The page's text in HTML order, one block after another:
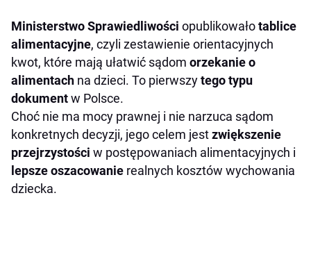
Ministerstwo Sprawiedliwości opublikowałotablice
alimentacyjne, czyli zestawienie orientacyjnych
kwot, które mają ułatwić sądom orzekanieo
alimentach na dzieci. To pierwszytego typu
dokumentw Polsce.
Choć nie ma mocy prawnej i nie narzuca sądom
konkretnych decyzji, jego celem jestzwiększenie
przejrzystości w postępowaniach alimentacyjnych i
lepsze oszacowanie realnych kosztów wychowania
dziecka.